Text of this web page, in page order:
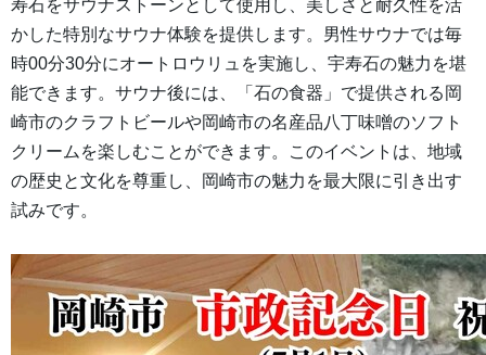
寿石をサウナストーンとして使用し、美しさと耐久性を活
かした特別なサウナ体験を提供します。男性サウナでは毎
時00分30分にオートロウリュを実施し、宇寿石の魅力を堪
能できます。サウナ後には、「石の食器」で提供される岡
崎市のクラフトビールや岡崎市の名産品八丁味噌のソフト
クリームを楽しむことができます。このイベントは、地域
の歴史と文化を尊重し、岡崎市の魅力を最大限に引き出す
試みです。